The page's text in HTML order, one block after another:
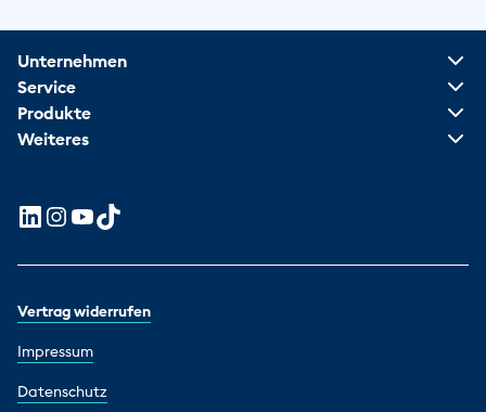
Unternehmen
Service
Produkte
Weiteres
Vertrag widerrufen
Impressum
Datenschutz